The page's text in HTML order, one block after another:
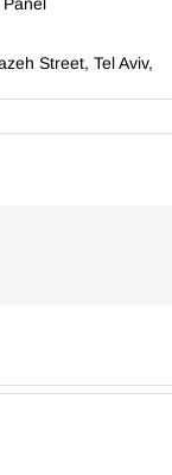
Street, Tel Aviv,